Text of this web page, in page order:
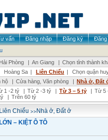
vấn Đăng nhập Đăng ký
Đăng
Hải Phòng | An Giang | Chọn tỉnh thành
Hoàng Sa | Liên Chiểu |
Chọn quận
hộ | Cửa hàng, Văn phòng | Nhà ở, Đất
1 -2 tỷ | Từ 2 -3 tỷ | Từ 3 – 5 tỷ | Từ 5
| Trên 60 tỷ
Liên Chiểu >>Nhà ở, Đất ở
– KIỆT Ô TÔ